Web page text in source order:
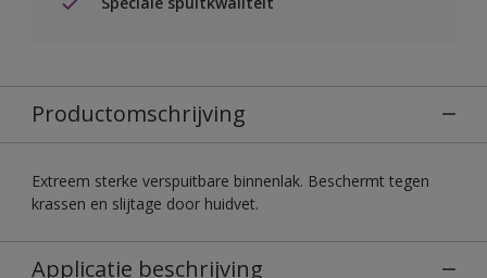
Productomschrijving
Extreem sterke verspuitbare binnenlak. Beschermt tegen
krassen en slijtage door huidvet.
Applicatie beschrijving